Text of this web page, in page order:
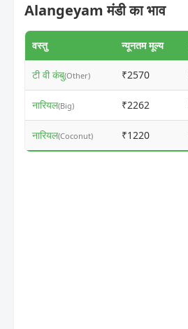
Alangeyam मंडी का भाव
वस्तु न्यूनतम मूल्य
टी वी कंबु(Other) ₹2570
नारियल(Big) ₹2262
नारियल(Coconut) ₹1220